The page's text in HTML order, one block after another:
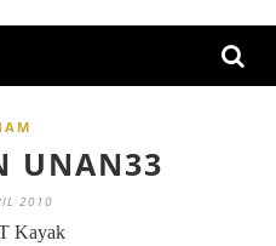
UNAN33
2010
Kayak